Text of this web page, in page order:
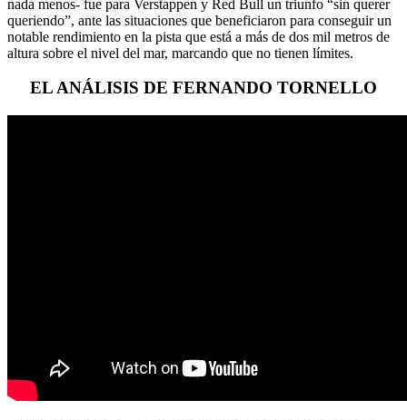
nada menos- fue para Verstappen y Red Bull un triunfo “sin querer
queriendo”, ante las situaciones que beneficiaron para conseguir un
notable rendimiento en la pista que está a más de dos mil metros de
altura sobre el nivel del mar, marcando que no tienen límites.
EL ANÁLISIS DE FERNANDO TORNELLO